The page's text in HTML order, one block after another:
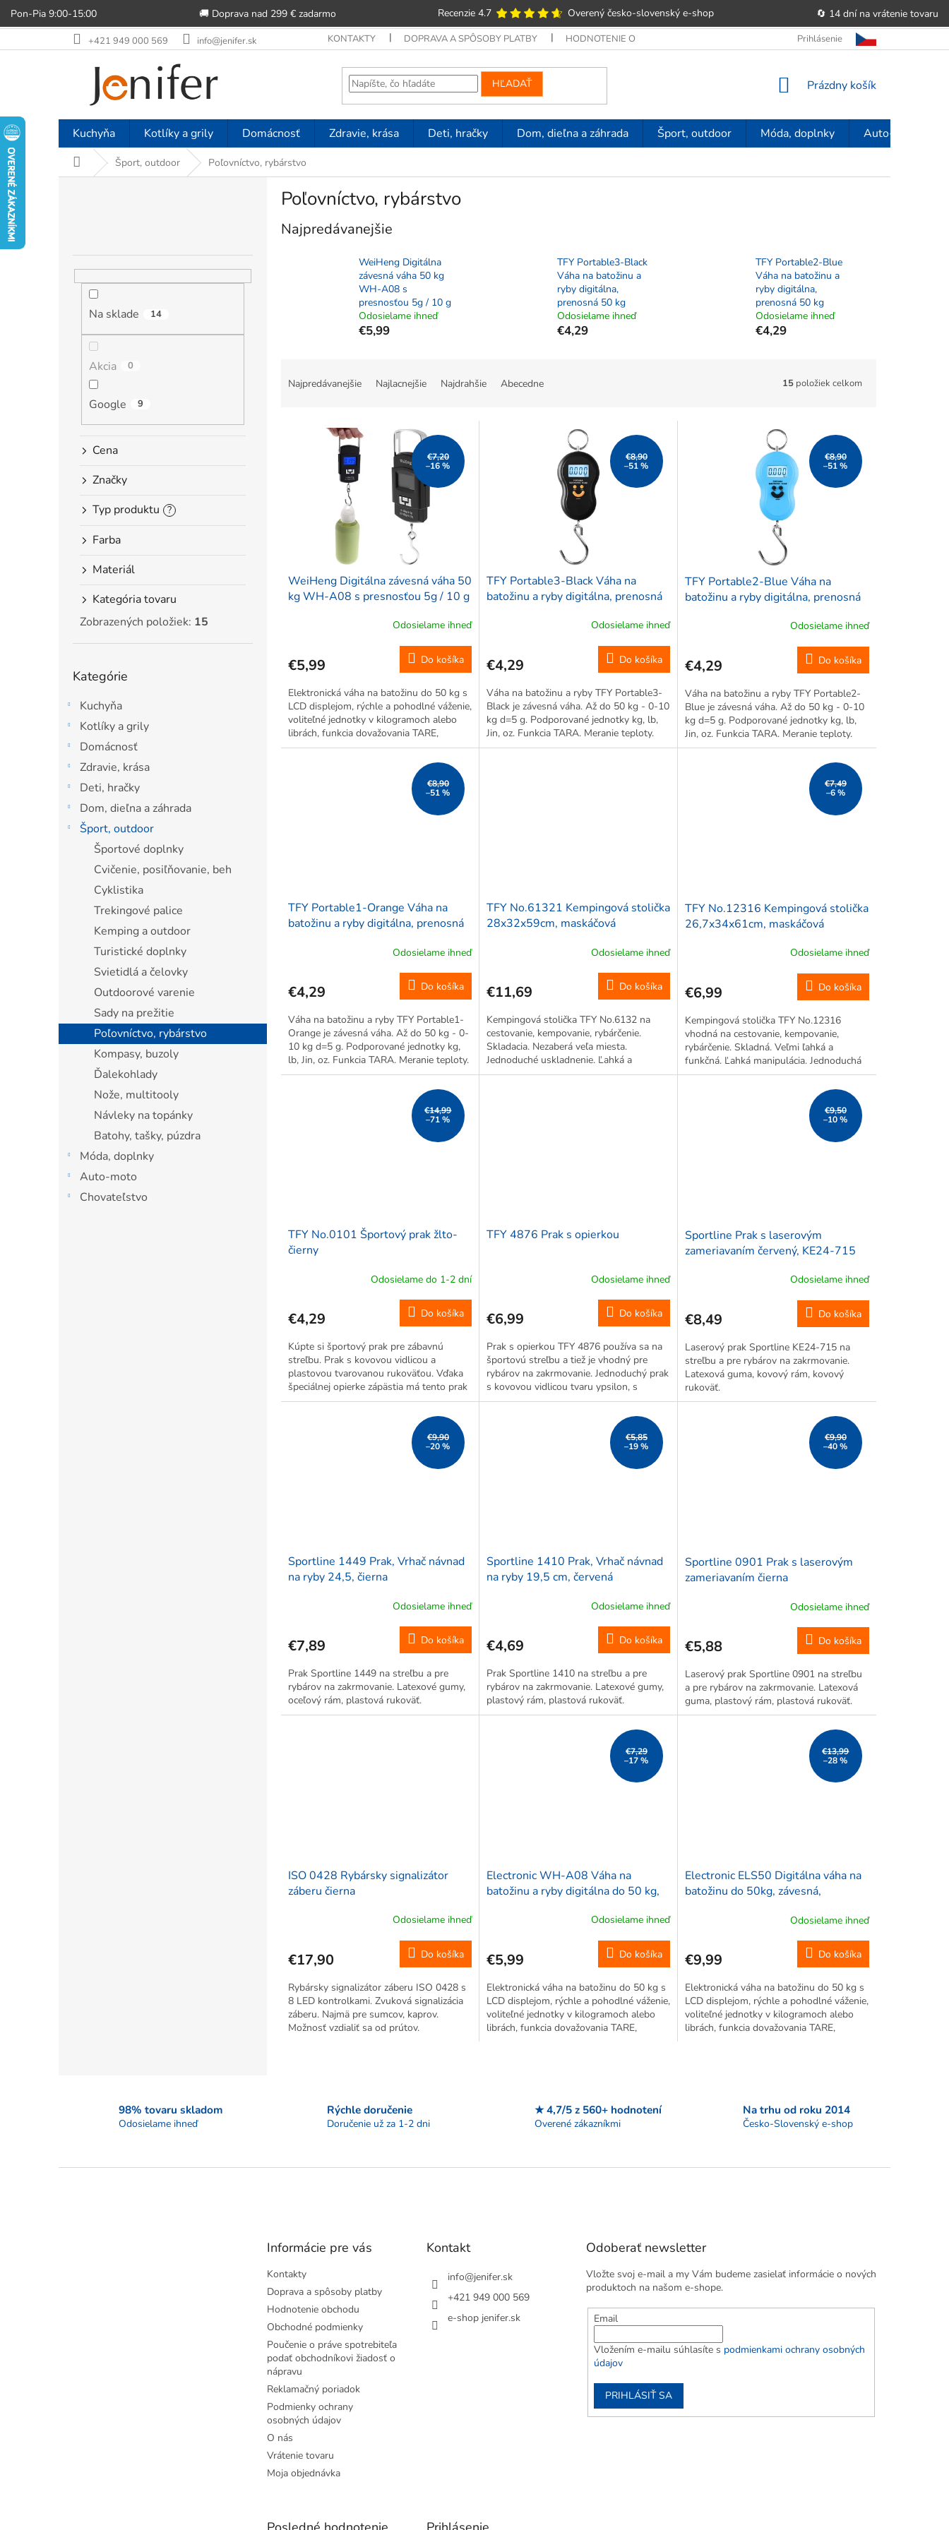
Pon-Pia 9:00-15:00 🚚 Doprava nad 299 € zadarmo Recenzie 4.7 Overený česko-slovenský e‑shop
🔄 14 dní na vrátenie tovaru
na
+421 949 000 569 info@jenifer.sk KONTAKTY DOPRAVA A SPÔSOBY PLATBY HODNOTENIE OBCHODU OBCHODNÉ PODMIENKY POUČENIE O PRÁVE
Prihlásenie
HĽADAŤ
NÁKUPNÝ
Prázdny košík
Kuchyňa Kotlíky a grily Domácnosť Zdravie, krása Deti, hračky Dom, dieľna a záhrada Šport, outdoor Móda, doplnky Auto-moto
DomovŠport, outdoor Poľovníctvo, rybárstvo
Na sklade 14
Akcia 0
Google 9
Cena
Značky
Typ produktu
?
Farba
Materiál
Kategória tovaru
Zobrazených položiek: 15
kategórie
Kategórie
Kuchyňa
Kotlíky a grily
Domácnosť
Zdravie, krása
Deti, hračky
Dom, dieľna a záhrada
Šport, outdoor
Športové doplnky
Cvičenie, posiľňovanie, beh
Cyklistika
Trekingové palice
Kemping a outdoor
Turistické doplnky
Svietidlá a čelovky
Outdoorové varenie
Sady na prežitie
Poľovníctvo, rybárstvo
Kompasy, buzoly
Ďalekohlady
Nože, multitooly
Návleky na topánky
Batohy, tašky, púzdra
Móda, doplnky
Auto-moto
Chovateľstvo
Poľovníctvo, rybárstvo
Najpredávanejšie
WeiHeng Digitálna
závesná váha 50 kg
WH-A08 s
presnosťou 5g / 10 g
Odosielame ihneď
€5,99
TFY Portable3-Black
Váha na batožinu a
ryby digitálna,
prenosná 50 kg
Odosielame ihneď
€4,29
TFY Portable2-Blue
Váha na batožinu a
ryby digitálna,
prenosná 50 kg
Odosielame ihneď
€4,29
Najpredávanejšie Najlacnejšie Najdrahšie Abecedne 15 položiek celkom
€7,20
–16 %
WeiHeng Digitálna závesná váha 50
kg WH-A08 s presnosťou 5g / 10 g
Odosielame ihneď
€5,99 Do košíka
Elektronická váha na batožinu do 50 kg s
LCD displejom, rýchle a pohodlné váženie,
voliteľné jednotky v kilogramoch alebo
librách, funkcia dovažovania TARE,
upevnenie predmetov na hák, jednoduché
€8,90
–51 %
TFY Portable3-Black Váha na
batožinu a ryby digitálna, prenosná
Odosielame ihneď
€4,29 Do košíka
Váha na batožinu a ryby TFY Portable3-
Black je závesná váha. Až do 50 kg - 0-10
kg d=5 g. Podporované jednotky kg, lb,
Jin, oz. Funkcia TARA. Meranie teploty.
Automatické vypnutie.
€8,90
–51 %
TFY Portable2-Blue Váha na
batožinu a ryby digitálna, prenosná
Odosielame ihneď
€4,29 Do košíka
Váha na batožinu a ryby TFY Portable2-
Blue je závesná váha. Až do 50 kg - 0-10
kg d=5 g. Podporované jednotky kg, lb,
Jin, oz. Funkcia TARA. Meranie teploty.
Automatické vypnutie.
€8,90
–51 %
TFY Portable1-Orange Váha na
batožinu a ryby digitálna, prenosná
Odosielame ihneď
€4,29 Do košíka
Váha na batožinu a ryby TFY Portable1-
Orange je závesná váha. Až do 50 kg - 0-
10 kg d=5 g. Podporované jednotky kg,
lb, Jin, oz. Funkcia TARA. Meranie teploty.
Automatické vypnutie.
TFY No.61321 Kempingová stolička
28x32x59cm, maskáčová
Odosielame ihneď
€11,69 Do košíka
Kempingová stolička TFY No.6132 na
cestovanie, kempovanie, rybárčenie.
Skladacia. Nezaberá veľa miesta.
Jednoduché uskladnenie. Ľahká a
funkčná. Jednoduchá manipulácia
€7,49
–6 %
TFY No.12316 Kempingová stolička
26,7x34x61cm, maskáčová
Odosielame ihneď
€6,99 Do košíka
Kempingová stolička TFY No.12316
vhodná na cestovanie, kempovanie,
rybárčenie. Skladná. Veľmi ľahká a
funkčná. Ľahká manipulácia. Jednoduchá
montáž. Rozmer rozloženej stoličky
€14,99
–71 %
TFY No.0101 Športový prak žlto-
čierny
Odosielame do 1-2 dní
€4,29 Do košíka
Kúpte si športový prak pre zábavnú
streľbu. Prak s kovovou vidlicou a
plastovou tvarovanou rukoväťou. Vďaka
špeciálnej opierke zápästia má tento prak
väčší dostrel a lepšiu presnosť mierenia.
TFY 4876 Prak s opierkou
Odosielame ihneď
€6,99 Do košíka
Prak s opierkou TFY 4876 používa sa na
športovú streľbu a tiež je vhodný pre
rybárov na zakrmovanie. Jednoduchý prak
s kovovou vidlicou tvaru ypsilon, s
pružnou gumou a s opierkou ruky. Ako
muníciu môžeme použiť oceľové guľočky...
€9,50
–10 %
Sportline Prak s laserovým
zameriavaním červený, KE24-715
Odosielame ihneď
€8,49 Do košíka
Laserový prak Sportline KE24-715 na
streľbu a pre rybárov na zakrmovanie.
Latexová guma, kovový rám, kovový
rukoväť.
€9,90
–20 %
Sportline 1449 Prak, Vrhač návnad
na ryby 24,5, čierna
Odosielame ihneď
€7,89 Do košíka
Prak Sportline 1449 na streľbu a pre
rybárov na zakrmovanie. Latexové gumy,
oceľový rám, plastová rukoväť.
€5,85
–19 %
Sportline 1410 Prak, Vrhač návnad
na ryby 19,5 cm, červená
Odosielame ihneď
€4,69 Do košíka
Prak Sportline 1410 na streľbu a pre
rybárov na zakrmovanie. Latexové gumy,
plastový rám, plastová rukoväť.
€9,90
–40 %
Sportline 0901 Prak s laserovým
zameriavaním čierna
Odosielame ihneď
€5,88 Do košíka
Laserový prak Sportline 0901 na streľbu
a pre rybárov na zakrmovanie. Latexová
guma, plastový rám, plastová rukoväť.
ISO 0428 Rybársky signalizátor
záberu čierna
Odosielame ihneď
€17,90 Do košíka
Rybársky signalizátor záberu ISO 0428 s
8 LED kontrolkami. Zvuková signalizácia
záberu. Najmä pre sumcov, kaprov.
Možnosť vzdialiť sa od prútov.
€7,29
–17 %
Electronic WH-A08 Váha na
batožinu a ryby digitálna do 50 kg,
Odosielame ihneď
€5,99 Do košíka
Elektronická váha na batožinu do 50 kg s
LCD displejom, rýchle a pohodlné váženie,
voliteľné jednotky v kilogramoch alebo
librách, funkcia dovažovania TARE,
€13,99
–28 %
Electronic ELS50 Digitálna váha na
batožinu do 50kg, závesná,
Odosielame ihneď
€9,99 Do košíka
Elektronická váha na batožinu do 50 kg s
LCD displejom, rýchle a pohodlné váženie,
voliteľné jednotky v kilogramoch alebo
librách, funkcia dovažovania TARE,
d
a
e
98% tovaru skladom
Odosielame ihneď
Rýchle doručenie
Doručenie už za 1-2 dni
★ 4,7/5 z 560+ hodnotení
Overené zákazníkmi
Na trhu od roku 2014
Česko-Slovenský e-shop
Informácie pre vás
Kontakty
Doprava a spôsoby platby
Hodnotenie obchodu
Obchodné podmienky
Poučenie o práve spotrebiteľa
podať obchodníkovi žiadosť o
nápravu
Reklamačný poriadok
Podmienky ochrany
osobných údajov
O nás
Vrátenie tovaru
Moja objednávka
Kontakt
info@jenifer.sk
+421 949 000 569
e-shop jenifer.sk
Odoberať newsletter
Vložte svoj e-mail a my Vám budeme zasielať informácie o nových
produktoch na našom e-shope.
Email
Vložením e-mailu súhlasíte s podmienkami ochrany osobných
údajov
PRIHLÁSIŤ SA